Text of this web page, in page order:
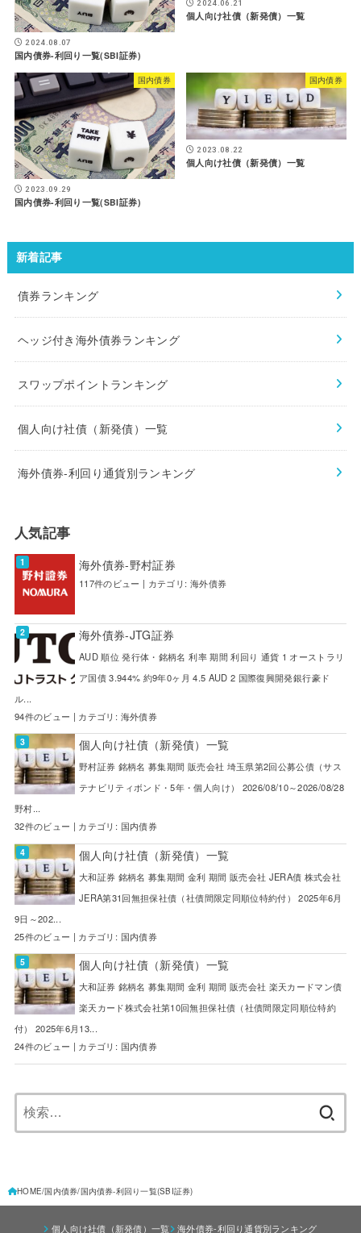
2024.08.07
国内債券-利回り一覧(SBI証券)
2024.06.21
個人向け社債（新発債）一覧
国内債券
2023.09.29
国内債券-利回り一覧(SBI証券)
国内債券
2023.08.22
個人向け社債（新発債）一覧
新着記事
債券ランキング
ヘッジ付き海外債券ランキング
スワップポイントランキング
個人向け社債（新発債）一覧
海外債券-利回り通貨別ランキング
人気記事
海外債券-野村証券
117件のビュー | カテゴリ: 海外債券
海外債券-JTG証券
AUD 順位 発行体・銘柄名 利率 期間 利回り 通貨 1 オーストラリ
ア国債 3.944% 約9年0ヶ月 4.5 AUD 2 国際復興開発銀行豪ド
ル...
94件のビュー | カテゴリ: 海外債券
個人向け社債（新発債）一覧
野村証券 銘柄名 募集期間 販売会社 埼玉県第2回公募公債（サス
テナビリティボンド・5年・個人向け） 2026/08/10～2026/08/28
野村...
32件のビュー | カテゴリ: 国内債券
個人向け社債（新発債）一覧
大和証券 銘柄名 募集期間 金利 期間 販売会社 JERA債 株式会社
JERA第31回無担保社債（社債間限定同順位特約付） 2025年6月
9日～202...
25件のビュー | カテゴリ: 国内債券
個人向け社債（新発債）一覧
大和証券 銘柄名 募集期間 金利 期間 販売会社 楽天カードマン債
楽天カード株式会社第10回無担保社債（社債間限定同順位特約
付） 2025年6月13...
24件のビュー | カテゴリ: 国内債券
HOME 国内債券 国内債券-利回り一覧(SBI証券)
個人向け社債（新発債）一覧 海外債券-利回り通貨別ランキング